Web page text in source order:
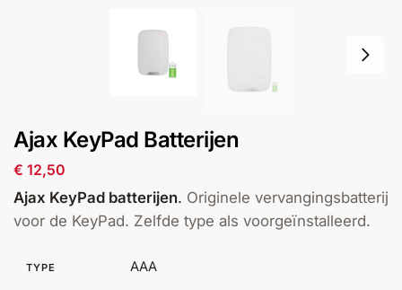
Merken
Outlet
Ajax KeyPad Batterijen
€ 12,50
Ajax KeyPad batterijen. Originele vervangingsbatterij
voor de KeyPad. Zelfde type als voorgeïnstalleerd.
TYPE AAA